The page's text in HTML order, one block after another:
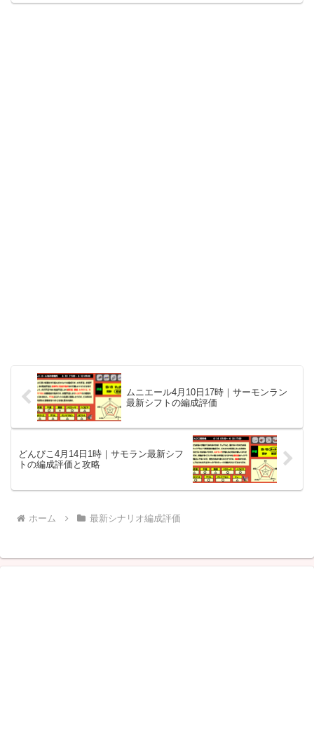
ムニエール4月10日17時｜サーモンラン
最新シフトの編成評価
どんぴこ4月14日1時｜サモラン最新シフ
トの編成評価と攻略
ホーム 最新シナリオ編成評価